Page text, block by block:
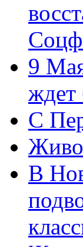
9
ждет
C
В